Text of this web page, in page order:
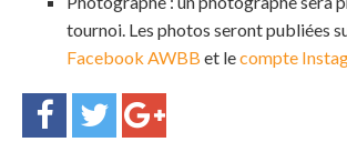
tournoi. Les photos seront publiées
Facebook AWBB et lecompte